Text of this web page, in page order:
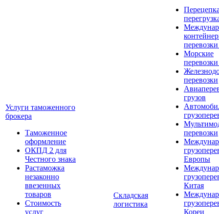
Услуги таможенного
брокера
Таможенное
оформление
ОКПД 2 для
Честного знака
Растаможка
незаконно
ввезенных
товаров
Стоимость
услуг
Складская
логистика
Морские
перевозки
грузов
перевозки
Европы
Китая
Кореи